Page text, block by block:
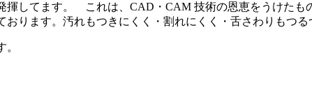
してます。 これは、CAD・CAM 技術の恩恵をうけたも
ます。汚れもつきにくく・割れにくく・舌さわりもつる